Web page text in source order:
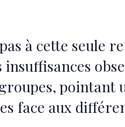
à cette seule
pointant
face aux